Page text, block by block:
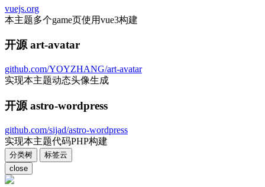
vuejs.org
本主题多个game页使用vue3构建
开源 art-avatar
github.com/YOYZHANG/art-avatar
实现本主题动态头像生成
开源 astro-wordpress
github.com/sijad/astro-wordpress
实现本主题代码PHP构建
分类树
标签云
close